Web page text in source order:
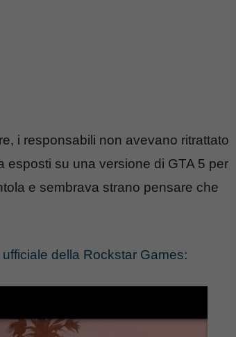
i responsabili non avevano ritrattato
esposti su una versione di GTA 5 per
e sembrava strano pensare che
ufficiale della Rockstar Games: